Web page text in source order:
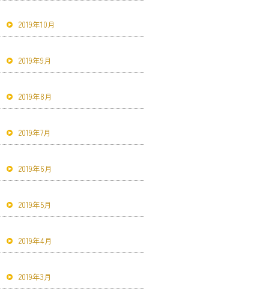
2019年10月
2019年9月
2019年8月
2019年7月
2019年6月
2019年5月
2019年4月
2019年3月